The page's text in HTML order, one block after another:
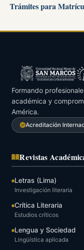
Trámites para
Formando
académica y
América.
Acreditación
Revistas
Letras (Lima)
Investigación literaria
Crítica Literaria
Estudios críticos
Lengua y Sociedad
Lingüística aplicada